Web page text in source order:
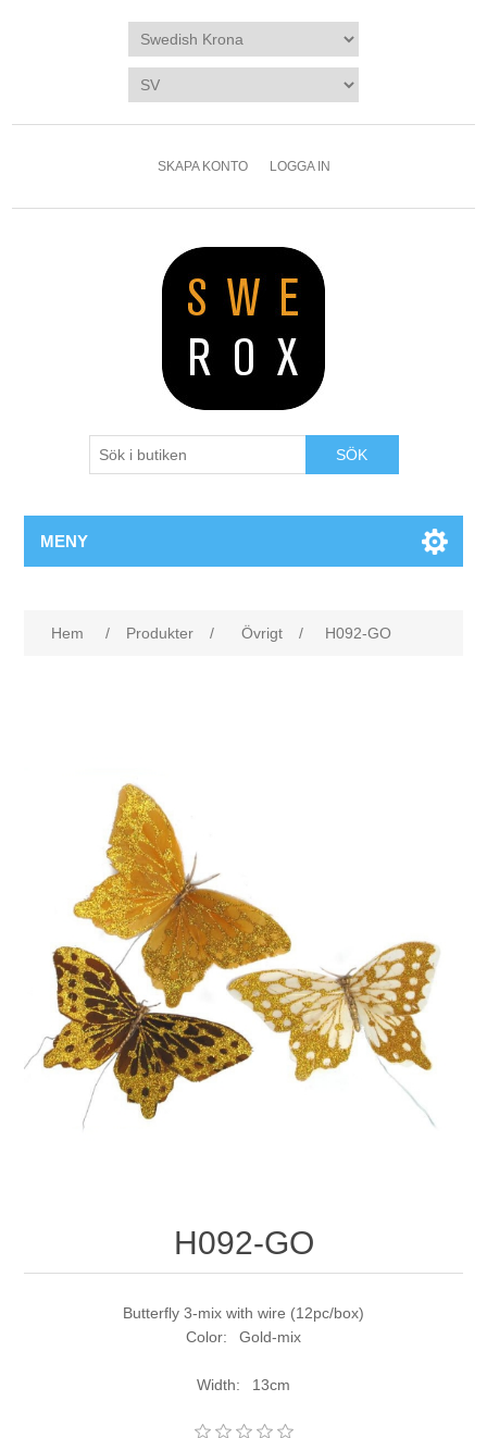
SKAPA KONTO LOGGA IN
SÖK
MENY
Hem / Produkter / Övrigt / H092-GO
H092-GO
Butterfly 3-mix with wire (12pc/box)
Color: Gold-mix
Width: 13cm